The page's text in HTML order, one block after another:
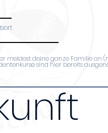
meldest deine ganze Familie an
sind hier bereits
Platz verfügen